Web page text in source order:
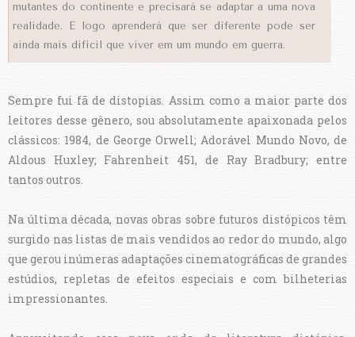
mutantes do continente e precisará se adaptar a uma nova
realidade. E logo aprenderá que ser diferente pode ser
ainda mais difícil que viver em um mundo em guerra.
Sempre fui fã de distopias. Assim como a maior parte dos
leitores desse gênero, sou absolutamente apaixonada pelos
clássicos: 1984, de George Orwell; Adorável Mundo Novo, de
Aldous Huxley; Fahrenheit 451, de Ray Bradbury; entre
tantos outros.
Na última década, novas obras sobre futuros distópicos têm
surgido nas listas de mais vendidos ao redor do mundo, algo
que gerou inúmeras adaptações cinematográficas de grandes
estúdios, repletas de efeitos especiais e com bilheterias
impressionantes.